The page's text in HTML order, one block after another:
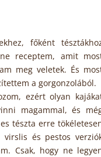
főként
receptem, amit
meg veletek. És
a gorgonzolából.
ezért olyan
magammal, és
tészta erre
és pestos
Csak, hogy ne